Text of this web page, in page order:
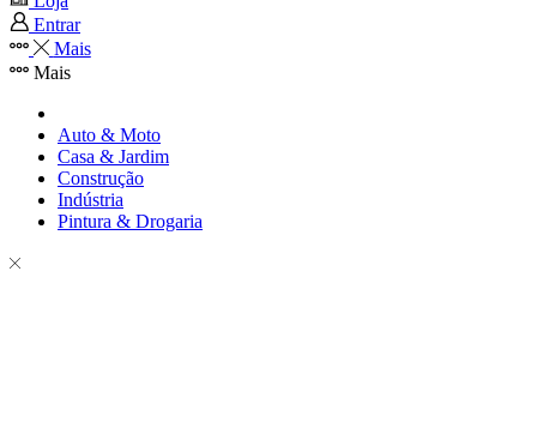
Entrar
Mais
Mais
Auto & Moto
Casa & Jardim
Construção
Indústria
Pintura & Drogaria